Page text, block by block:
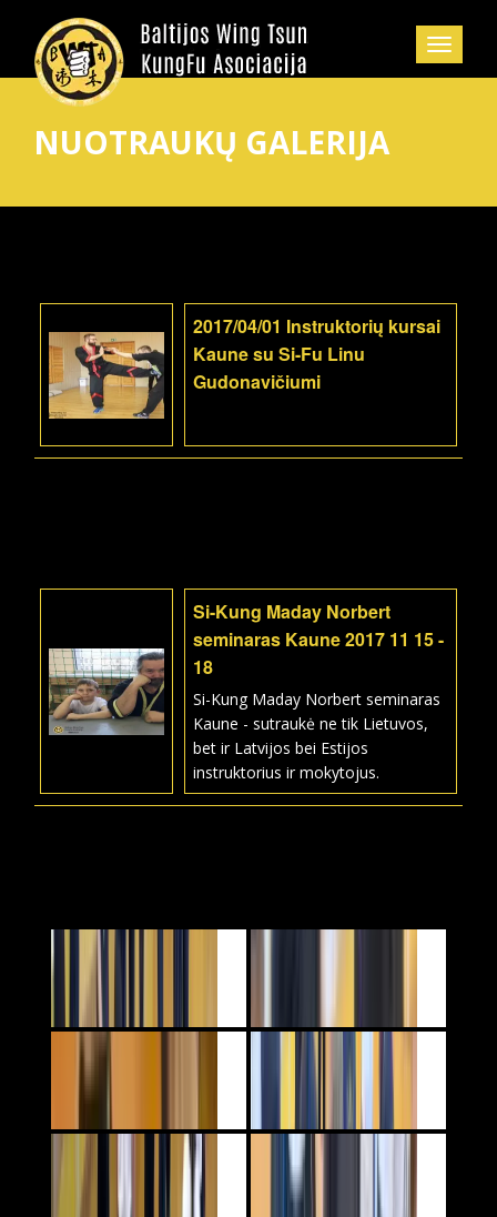
NUOTRAUKŲ GALERIJA
2017/04/01 Instruktorių kursai
Kaune su Si-Fu Linu
Gudonavičiumi
Si-Kung Maday Norbert
seminaras Kaune 2017 11 15 -
18
Si-Kung Maday Norbert seminaras
Kaune - sutraukė ne tik Lietuvos,
bet ir Latvijos bei Estijos
instruktorius ir mokytojus.